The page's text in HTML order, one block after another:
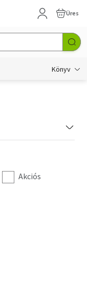
Üres
Könyv
Akciós